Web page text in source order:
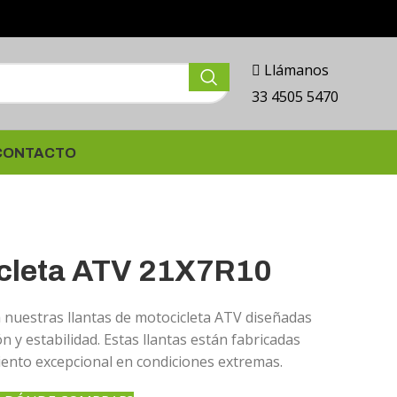
Llámanos
33 4505 5470
ATV 21X7R10
llantas de motocicleta ATV diseñadas
y estabilidad. Estas llantas están fabricadas
excepcional en condiciones extremas.